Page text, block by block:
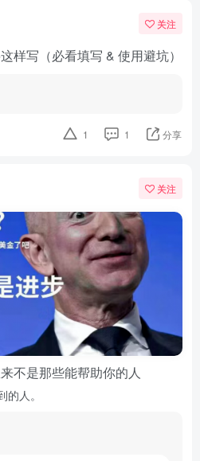
关注
样写（必看填写 & 使用避坑）
1 1 分享
关注
不是那些能帮助你的人
的人。